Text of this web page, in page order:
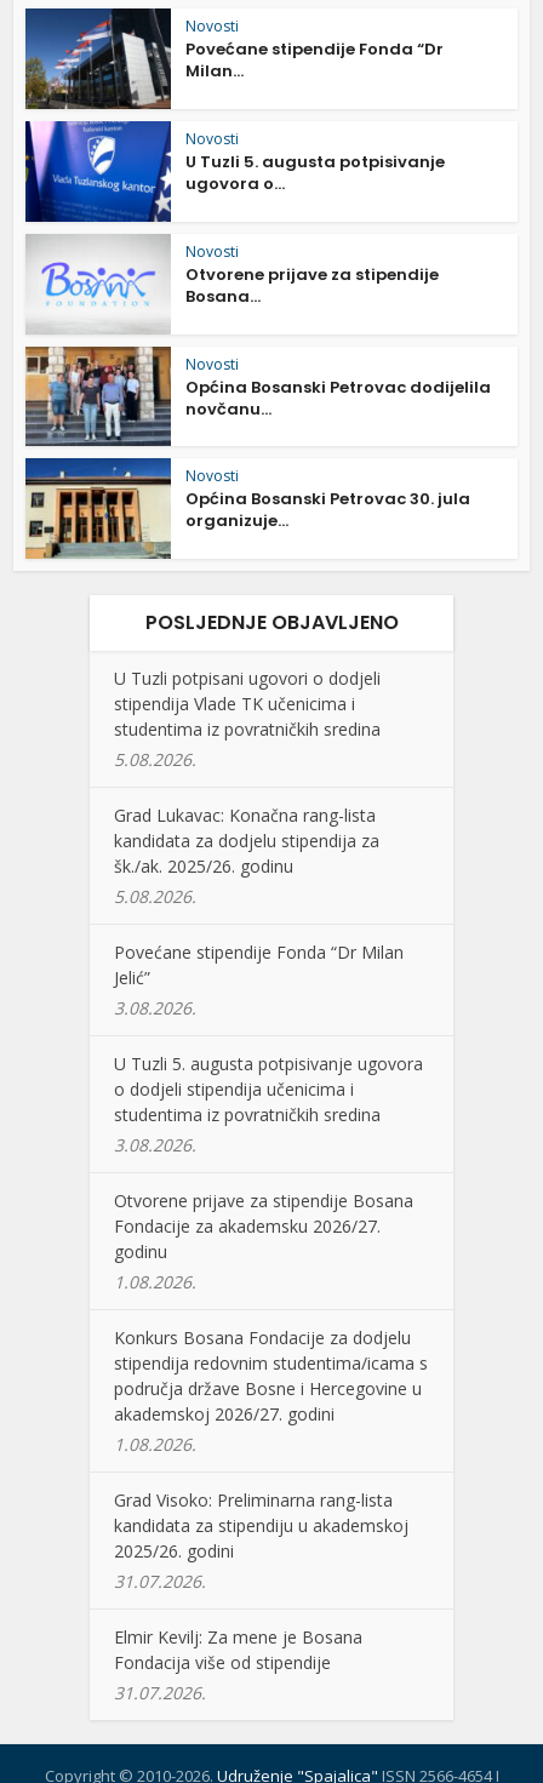
Novosti
Povećane stipendije Fonda “Dr
Milan...
Novosti
U Tuzli 5. augusta potpisivanje
ugovora o...
Novosti
Otvorene prijave za stipendije
Bosana...
Novosti
Općina Bosanski Petrovac dodijelila
novčanu...
Novosti
Općina Bosanski Petrovac 30. jula
organizuje...
POSLJEDNJE OBJAVLJENO
U Tuzli potpisani ugovori o dodjeli
stipendija Vlade TK učenicima i
studentima iz povratničkih sredina
5.08.2026.
Grad Lukavac: Konačna rang-lista
kandidata za dodjelu stipendija za
šk./ak. 2025/26. godinu
5.08.2026.
Povećane stipendije Fonda “Dr Milan
Jelić”
3.08.2026.
U Tuzli 5. augusta potpisivanje ugovora
o dodjeli stipendija učenicima i
studentima iz povratničkih sredina
3.08.2026.
Otvorene prijave za stipendije Bosana
Fondacije za akademsku 2026/27.
godinu
1.08.2026.
Konkurs Bosana Fondacije za dodjelu
stipendija redovnim studentima/icama s
područja države Bosne i Hercegovine u
akademskoj 2026/27. godini
1.08.2026.
Grad Visoko: Preliminarna rang-lista
kandidata za stipendiju u akademskoj
2025/26. godini
31.07.2026.
Elmir Kevilj: Za mene je Bosana
Fondacija više od stipendije
31.07.2026.
Copyright © 2010-2026. Udruženje "Spajalica" ISSN 2566-4654 I